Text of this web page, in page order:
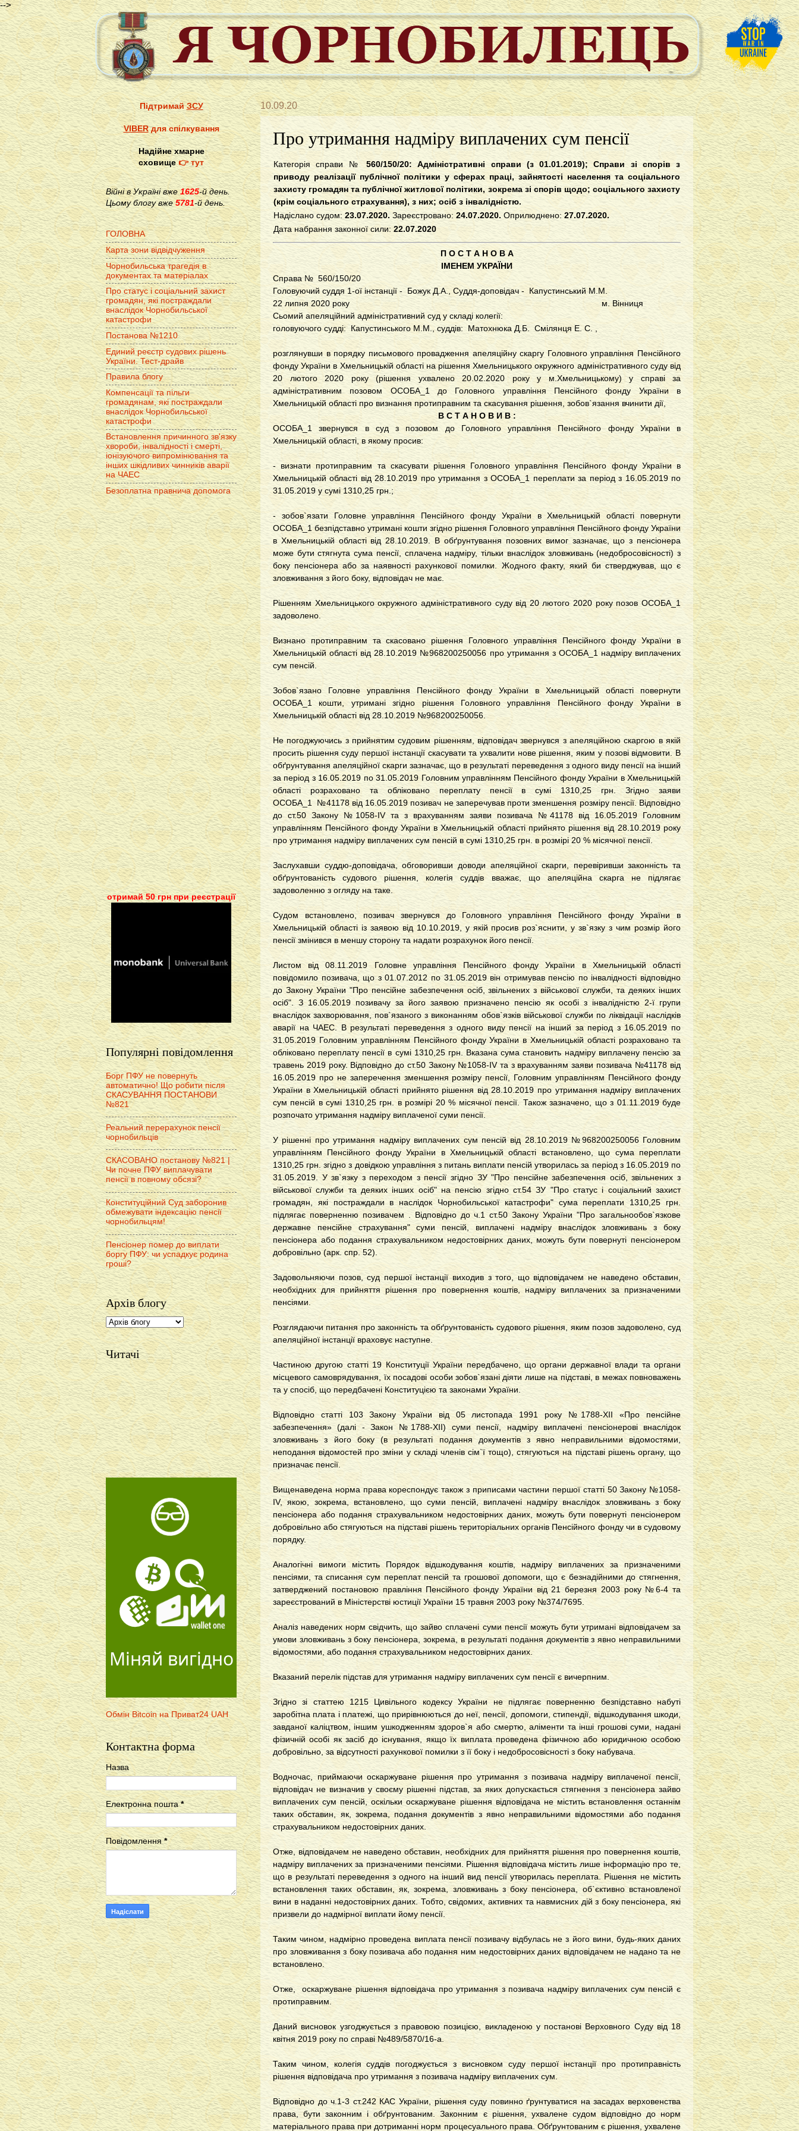
-->
10.09.20
Про утримання надміру виплачених сум пенсії
Категорія справи № 560/150/20: Адміністративні справи (з 01.01.2019); Справи зі спорів з
приводу реалізації публічної політики у сферах праці, зайнятості населення та соціального
захисту громадян та публічної житлової політики, зокрема зі спорів щодо; соціального захисту
(крім соціального страхування), з них; осіб з інвалідністю.
Надіслано судом: 23.07.2020. Зареєстровано: 24.07.2020. Оприлюднено: 27.07.2020.
Дата набрання законної сили: 22.07.2020
П О С Т А Н О В А
ІМЕНЕМ УКРАЇНИ
Справа № 560/150/20
Головуючий суддя 1-ої інстанції - Божук Д.А., Суддя-доповідач - Капустинський М.М.
22 липня 2020 року м. Вінниця
Сьомий апеляційний адміністративний суд у складі колегії:
головуючого судді: Капустинського М.М., суддів: Матохнюка Д.Б. Смілянця Е. С. ,
розглянувши в порядку письмового провадження апеляційну скаргу Головного управління Пенсійного
фонду України в Хмельницькій області на рішення Хмельницького окружного адміністративного суду від
20 лютого 2020 року (рішення ухвалено 20.02.2020 року у м.Хмельницькому) у справі за
адміністративним позовом ОСОБА_1 до Головного управління Пенсійного фонду України в
Хмельницькій області про визнання протиправним та скасування рішення, зобов`язання вчинити дії,
В С Т А Н О В И В :
ОСОБА_1 звернувся в суд з позовом до Головного управління Пенсійного фонду України в
Хмельницькій області, в якому просив:
- визнати протиправним та скасувати рішення Головного управління Пенсійного фонду України в
Хмельницькій області від 28.10.2019 про утримання з ОСОБА_1 переплати за період з 16.05.2019 по
31.05.2019 у сумі 1310,25 грн.;
- зобов`язати Головне управління Пенсійного фонду України в Хмельницькій області повернути
ОСОБА_1 безпідставно утримані кошти згідно рішення Головного управління Пенсійного фонду України
в Хмельницькій області від 28.10.2019. В обґрунтування позовних вимог зазначає, що з пенсіонера
може бути стягнута сума пенсії, сплачена надміру, тільки внаслідок зловживань (недобросовісності) з
боку пенсіонера або за наявності рахункової помилки. Жодного факту, який би стверджував, що є
зловживання з його боку, відповідач не має.
Рішенням Хмельницького окружного адміністративного суду від 20 лютого 2020 року позов ОСОБА_1
задоволено.
Визнано протиправним та скасовано рішення Головного управління Пенсійного фонду України в
Хмельницькій області від 28.10.2019 №968200250056 про утримання з ОСОБА_1 надміру виплачених
сум пенсій.
Зобов`язано Головне управління Пенсійного фонду України в Хмельницькій області повернути
ОСОБА_1 кошти, утримані згідно рішення Головного управління Пенсійного фонду України в
Хмельницькій області від 28.10.2019 №968200250056.
Не погоджуючись з прийнятим судовим рішенням, відповідач звернувся з апеляційною скаргою в якій
просить рішення суду першої інстанції скасувати та ухвалити нове рішення, яким у позові відмовити. В
обґрунтування апеляційної скарги зазначає, що в результаті переведення з одного виду пенсії на інший
за період з 16.05.2019 по 31.05.2019 Головним управлінням Пенсійного фонду України в Хмельницькій
області розраховано та обліковано переплату пенсії в сумі 1310,25 грн. Згідно заяви
ОСОБА_1 №41178 від 16.05.2019 позивач не заперечував проти зменшення розміру пенсії. Відповідно
до ст.50 Закону №1058-ІVта з врахуванням заяви позивача №41178 від 16.05.2019 Головним
управлінням Пенсійного фонду України в Хмельницькій області прийнято рішення від 28.10.2019 року
про утримання надміру виплачених сум пенсій в сумі 1310,25 грн. в розмірі 20 % місячної пенсії.
Заслухавши суддю-доповідача, обговоривши доводи апеляційної скарги, перевіривши законність та
обґрунтованість судового рішення, колегія суддів вважає, що апеляційна скарга не підлягає
задоволенню з огляду на таке.
Судом встановлено, позивач звернувся до Головного управління Пенсійного фонду України в
Хмельницькій області із заявою від 10.10.2019, у якій просив роз`яснити, у зв`язку з чим розмір його
пенсії змінився в меншу сторону та надати розрахунок його пенсії.
Листом від 08.11.2019 Головне управління Пенсійного фонду України в Хмельницькій області
повідомило позивача, що з 01.07.2012 по 31.05.2019 він отримував пенсію по інвалідності відповідно
до Закону України "Про пенсійне забезпечення осіб, звільнених з військової служби, та деяких інших
осіб". З 16.05.2019 позивачу за його заявою призначено пенсію як особі з інвалідністю 2-ї групи
внаслідок захворювання, пов`язаного з виконанням обов`язків військової служби по ліквідації наслідків
аварії на ЧАЕС. В результаті переведення з одного виду пенсії на інший за період з 16.05.2019 по
31.05.2019 Головним управлінням Пенсійного фонду України в Хмельницькій області розраховано та
обліковано переплату пенсії в сумі 1310,25 грн. Вказана сума становить надміру виплачену пенсію за
травень 2019 року. Відповідно до ст.50 Закону №1058-ІVта з врахуванням заяви позивача №41178 від
16.05.2019 про не заперечення зменшення розміру пенсії, Головним управлінням Пенсійного фонду
України в Хмельницькій області прийнято рішення від 28.10.2019 про утримання надміру виплачених
сум пенсій в сумі 1310,25 грн. в розмірі 20 % місячної пенсії. Також зазначено, що з 01.11.2019 буде
розпочато утримання надміру виплаченої суми пенсії.
У рішенні про утримання надміру виплачених сум пенсій від 28.10.2019 №968200250056 Головним
управлінням Пенсійного фонду України в Хмельницькій області встановлено, що сума переплати
1310,25 грн. згідно з довідкою управління з питань виплати пенсій утворилась за період з 16.05.2019 по
31.05.2019. У зв`язку з переходом з пенсії згідно ЗУ "Прo пенсійне забезпечення осіб, звільнених з
військової служби та деяких інших осіб" на пенсію згідно ст.54 ЗУ "Про статус і соціальний захист
громадян, які постраждали в наслідок Чорнобильської катастрофи" сума переплати 1310,25 грн.
підлягає поверненню позивачем . Відповідно до ч.1ст.50 Закону України "Про загальнообов`язкове
державне пенсійне страхування"суми пенсій, виплачені надміру внаслідок зловживань з боку
пенсіонера або подання страхувальником недостовірних даних, можуть бути повернуті пенсіонером
добровільно (арк. спр. 52).
Задовольняючи позов, суд першої інстанції виходив з того, що відповідачем не наведено обставин,
необхідних для прийняття рішення про повернення коштів, надміру виплачених за призначеними
пенсіями.
Розглядаючи питання про законність та обґрунтованість судового рішення, яким позов задоволено, суд
апеляційної інстанції враховує наступне.
Частиною другою статті 19 Конституції України передбачено, що органи державної влади та органи
місцевого самоврядування, їх посадові особи зобов`язані діяти лише на підставі, в межах повноважень
та у спосіб, що передбачені Конституцією та законами України.
Відповідно статті 103 Закону України від 05 листопада 1991 року №1788-ХІІ «Про пенсійне
забезпечення» (далі - Закон №1788-XII) суми пенсії, надміру виплачені пенсіонерові внаслідок
зловживань з його боку (в результаті подання документів з явно неправильними відомостями,
неподання відомостей про зміни у складі членів сім`ї тощо), стягуються на підставі рішень органу, що
призначає пенсії.
Вищенаведена норма права кореспондує також з приписами частини першої статті 50 Закону №1058-
IV, якою, зокрема, встановлено, що суми пенсій, виплачені надміру внаслідок зловживань з боку
пенсіонера або подання страхувальником недостовірних даних, можуть бути повернуті пенсіонером
добровільно або стягуються на підставі рішень територіальних органів Пенсійного фонду чи в судовому
порядку.
Аналогічні вимоги містить Порядок відшкодування коштів, надміру виплачених за призначеними
пенсіями, та списання сум переплат пенсій та грошової допомоги, що є безнадійними до стягнення,
затверджений постановою правління Пенсійного фонду України від 21 березня 2003 року №6-4 та
зареєстрований в Міністерстві юстиції України 15 травня 2003 року №374/7695.
Аналіз наведених норм свідчить, що зайво сплачені суми пенсії можуть бути утримані відповідачем за
умови зловживань з боку пенсіонера, зокрема, в результаті подання документів з явно неправильними
відомостями, або подання страхувальником недостовірних даних.
Вказаний перелік підстав для утримання надміру виплачених сум пенсії є вичерпним.
Згідно зі статтею 1215 Цивільного кодексу України не підлягає поверненню безпідставно набуті
заробітна плата і платежі, що прирівнюються до неї, пенсії, допомоги, стипендії, відшкодування шкоди,
завданої каліцтвом, іншим ушкодженням здоров`я або смертю, аліменти та інші грошові суми, надані
фізичній особі як засіб до існування, якщо їх виплата проведена фізичною або юридичною особою
добровільно, за відсутності рахункової помилки з її боку і недобросовісності з боку набувача.
Водночас, приймаючи оскаржуване рішення про утримання з позивача надміру виплаченої пенсії,
відповідач не визначив у своєму рішенні підстав, за яких допускається стягнення з пенсіонера зайво
виплачених сум пенсій, оскільки оскаржуване рішення відповідача не містить встановлення останнім
таких обставин, як, зокрема, подання документів з явно неправильними відомостями або подання
страхувальником недостовірних даних.
Отже, відповідачем не наведено обставин, необхідних для прийняття рішення про повернення коштів,
надміру виплачених за призначеними пенсіями. Рішення відповідача містить лише інформацію про те,
що в результаті переведення з одного на інший вид пенсії утворилась переплата. Рішення не містить
встановлення таких обставин, як, зокрема, зловживань з боку пенсіонера, об`єктивно встановленої
вини в наданні недостовірних даних. Тобто, свідомих, активних та навмисних дій з боку пенсіонера, які
призвели до надмірної виплати йому пенсії.
Таким чином, надмірно проведена виплата пенсії позивачу відбулась не з його вини, будь-яких даних
про зловживання з боку позивача або подання ним недостовірних даних відповідачем не надано та не
встановлено.
Отже, оскаржуване рішення відповідача про утримання з позивача надміру виплачених сум пенсій є
протиправним.
Даний висновок узгоджується з правовою позицією, викладеною у постанові Верховного Суду від 18
квітня 2019 року по справі №489/5870/16-а.
Таким чином, колегія суддів погоджується з висновком суду першої інстанції про протиправність
рішення відповідача про утримання з позивача надміру виплачених сум.
Відповідно до ч.1-3 ст.242 КАС України, рішення суду повинно ґрунтуватися на засадах верховенства
права, бути законним і обґрунтованим. Законним є рішення, ухвалене судом відповідно до норм
матеріального права при дотриманні норм процесуального права. Обґрунтованим є рішення, ухвалене
ПідтримайЗСУ
VIBERдля спілкування
Надійне хмарне
сховище👉 тут
Війні в Україні вже1625-й день.
Цьому блогу вже 5781-й день.
ГОЛОВНА
Карта зони відвідчуження
Чорнобильська трагедія в
документах та матеріалах
Про статус і соціальний захист
громадян, які постраждали
внаслідок Чорнобильської
катастрофи
Постанова №1210
Единий реєстр судових рішень
України. Тест-драйв
Правила блогу
Компенсації та пільги
громадянам, які постраждали
внаслідок Чорнобильської
катастрофи
Встановлення причинного зв'язку
хвороби, інвалідності і смерті,
іонізуючого випромінювання та
інших шкідливих чинників аварії
на ЧАЕС
Безоплатна правнича допомога
отримай 50 грн при реєстрації
Популярні повідомлення
Борг ПФУ не повернуть
автоматично! Що робити після
СКАСУВАННЯ ПОСТАНОВИ
№821
Реальний перерахунок пенсії
чорнобильців
СКАСОВАНО постанову №821 |
Чи почне ПФУ виплачувати
пенсії в повному обсязі?
Конституційний Суд заборонив
обмежувати індексацію пенсії
чорнобильцям!
Пенсіонер помер до виплати
боргу ПФУ: чи успадкує родина
гроші?
Архів блогу
Читачі
Міняй вигідно
Обмін Bitcoin на Приват24 UAH
Контактна форма
Назва
Електронна пошта*
Повідомлення*